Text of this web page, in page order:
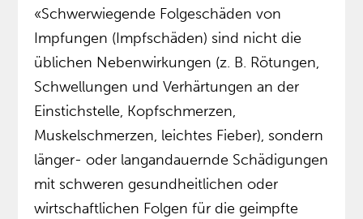
«Schwerwiegende Folgeschäden von
Impfungen (Impfschäden) sind nicht die
üblichen Nebenwirkungen (z. B. Rötungen,
Schwellungen und Verhärtungen an der
Einstichstelle, Kopfschmerzen,
Muskelschmerzen, leichtes Fieber), sondern
länger- oder langandauernde Schädigungen
mit schweren gesundheitlichen oder
wirtschaftlichen Folgen für die geimpfte